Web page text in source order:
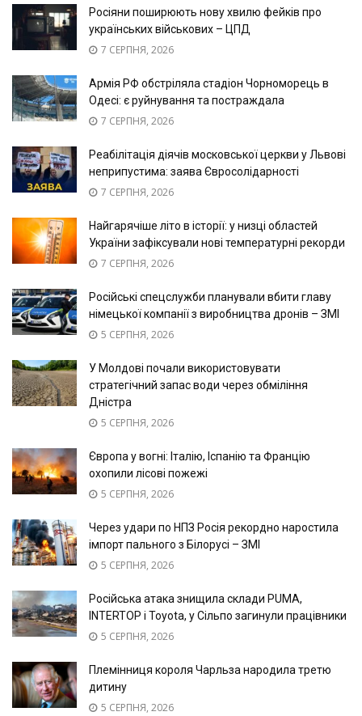
Росіяни поширюють нову хвилю фейків про
українських військових – ЦПД
7 СЕРПНЯ, 2026
Армія РФ обстріляла стадіон Чорноморець в
Одесі: є руйнування та постраждала
7 СЕРПНЯ, 2026
Реабілітація діячів московської церкви у Львові
неприпустима: заява Євросолідарності
7 СЕРПНЯ, 2026
Найгарячіше літо в історії: у низці областей
України зафіксували нові температурні рекорди
7 СЕРПНЯ, 2026
Російські спецслужби планували вбити главу
німецької компанії з виробництва дронів – ЗМІ
5 СЕРПНЯ, 2026
У Молдові почали використовувати
стратегічний запас води через обміління
Дністра
5 СЕРПНЯ, 2026
Європа у вогні: Італію, Іспанію та Францію
охопили лісові пожежі
5 СЕРПНЯ, 2026
Через удари по НПЗ Росія рекордно наростила
імпорт пального з Білорусі – ЗМІ
5 СЕРПНЯ, 2026
Російська атака знищила склади PUMA,
INTERTOP і Toyota, у Сільпо загинули працівники
5 СЕРПНЯ, 2026
Племінниця короля Чарльза народила третю
дитину
5 СЕРПНЯ, 2026